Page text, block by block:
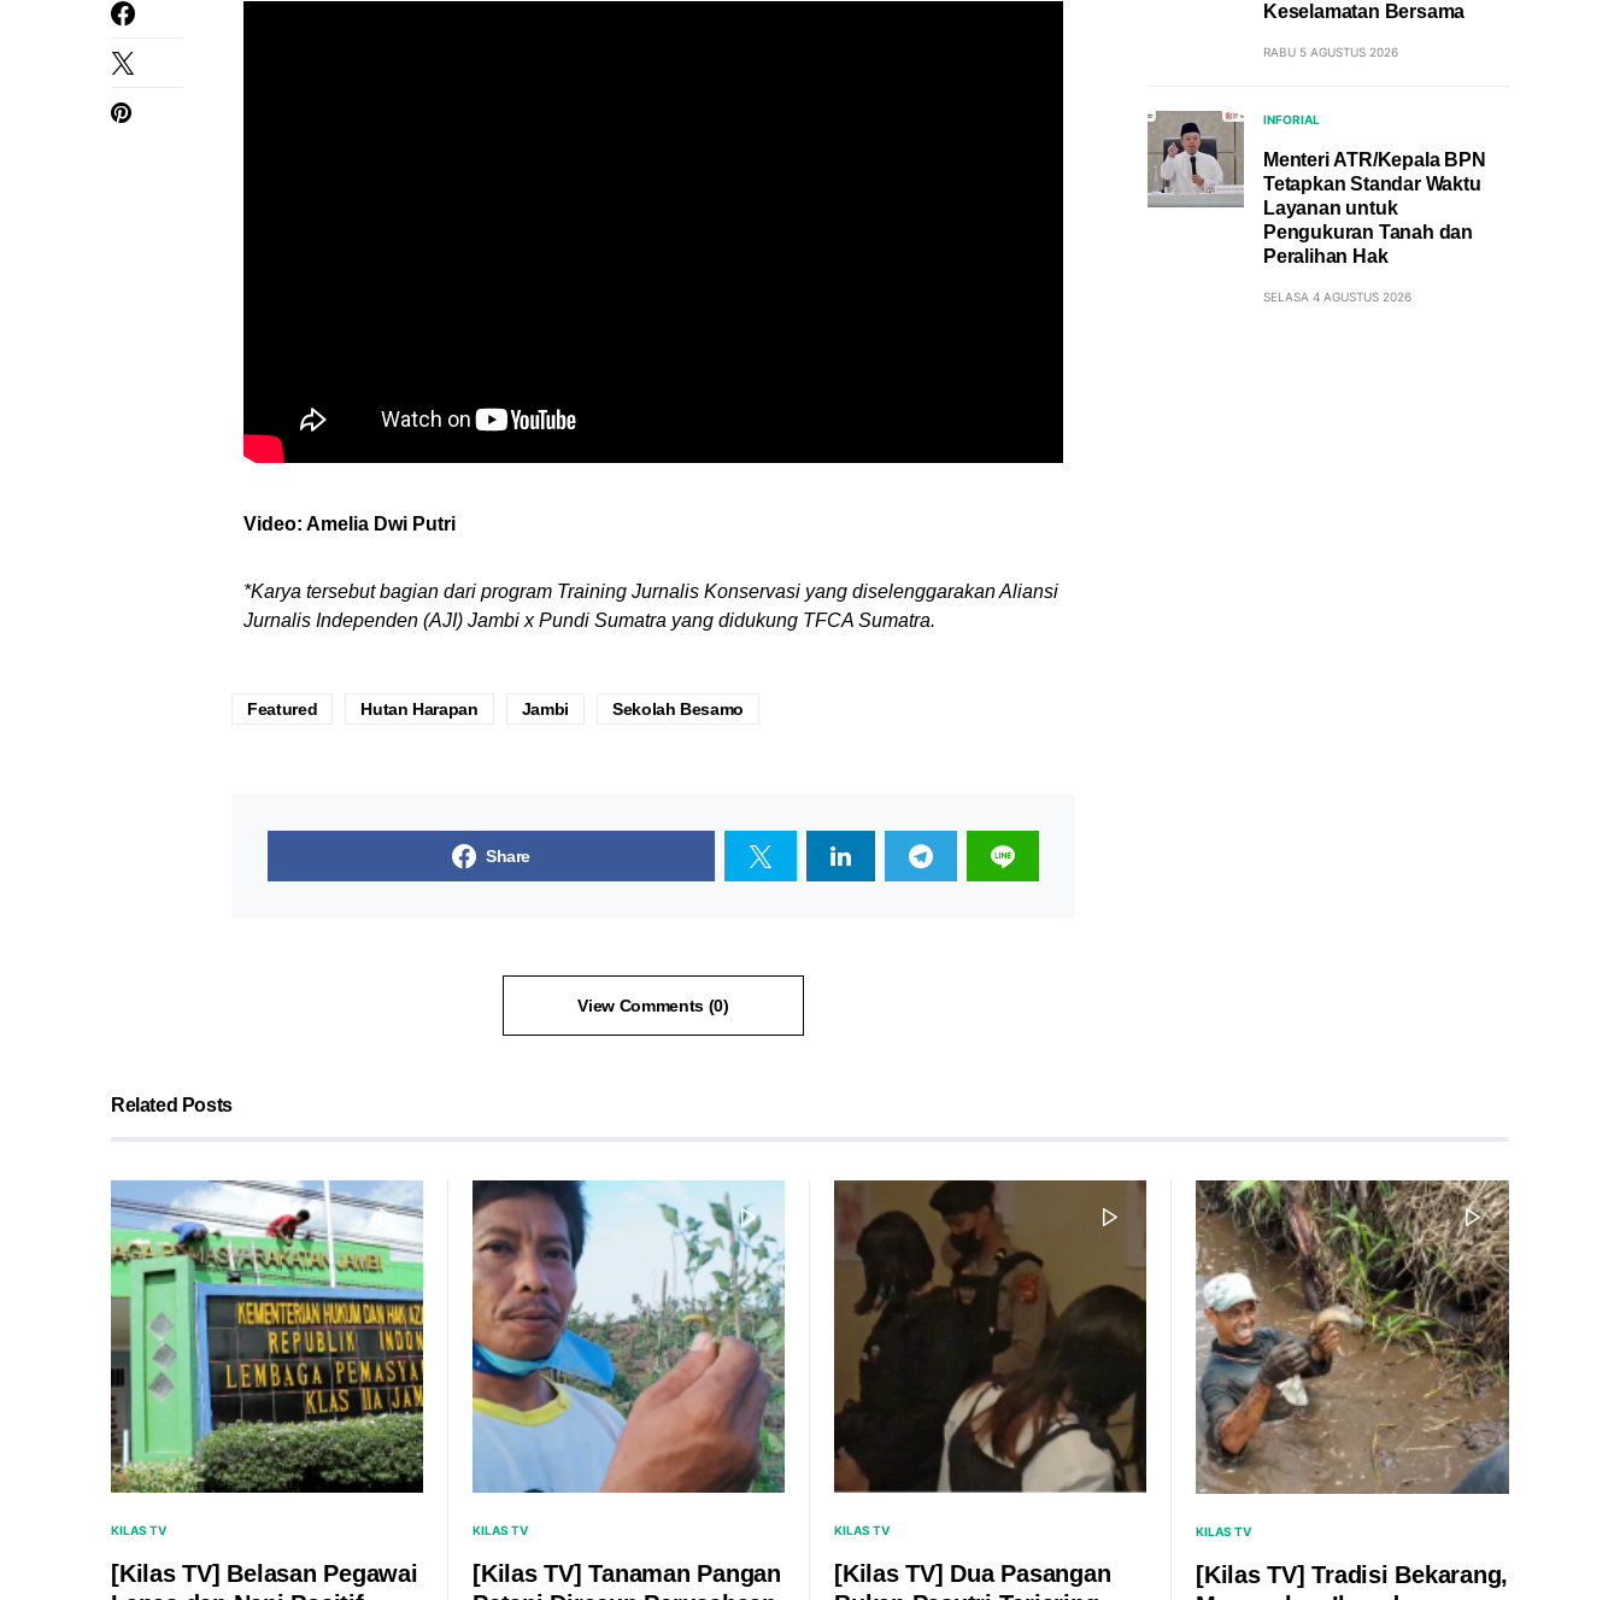
Video: Amelia Dwi Putri
*Karya tersebut bagian dari program Training Jurnalis Konservasi yang diselenggarakan Aliansi
Jurnalis Independen (AJI) Jambi x Pundi Sumatra yang didukung TFCA Sumatra.
Featured Hutan Harapan Jambi Sekolah Besamo
Share
View Comments (0)
Keselamatan Bersama
RABU 5 AGUSTUS 2026
INFORIAL
Menteri ATR/Kepala BPN
Tetapkan Standar Waktu
Layanan untuk
Pengukuran Tanah dan
Peralihan Hak
SELASA 4 AGUSTUS 2026
Related Posts
KILAS TV
[Kilas TV] Belasan Pegawai
KILAS TV
[Kilas TV] Tanaman Pangan
KILAS TV
[Kilas TV] Dua Pasangan
KILAS TV
[Kilas TV] Tradisi Bekarang,